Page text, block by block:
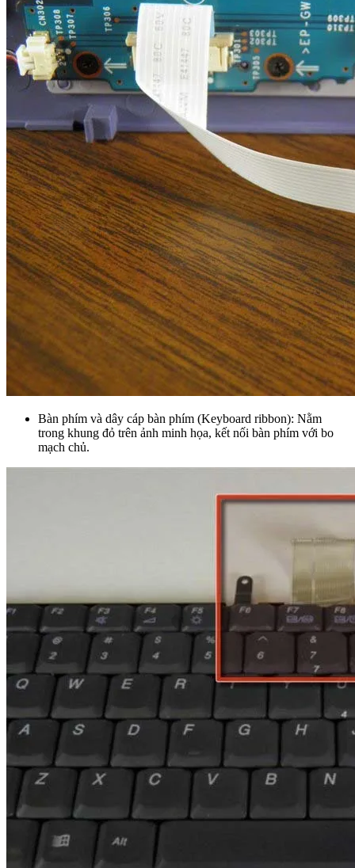
Bàn phím và dây cáp bàn phím (Keyboard ribbon): Nằm
trong khung đỏ trên ảnh minh họa, kết nối bàn phím với bo
mạch chủ.